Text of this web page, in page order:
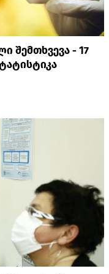
შემთხვევა - 17